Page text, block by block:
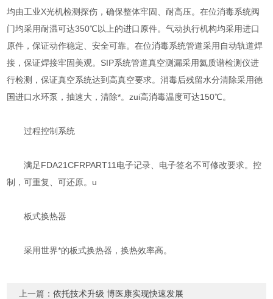
均由工业X光机检测探伤，确保整体牢固、耐高压。在位消毒系统阀
门均采用耐温可达350℃以上的进口原件。气动执行机构均采用进口
原件，保证动作稳定、安全可靠。在位消毒系统管道采用自动轨道焊
接，保证焊接牢固美观。SIP系统管道真空测漏采用氦质谱检测仪进
行检测，保证真空系统达到高真空要求。消毒后残留水分清除采用德
国进口水环泵，抽速大，清除*。zui高消毒温度可达150℃。
过程控制系统
满足FDA21CFRPART11电子记录、电子签名不可修改要求。控
制，可重复、可还原。u
板式换热器
采用世界*的板式换热器，换热效率高。
上一篇：依托技术升级 博医康实现快速发展